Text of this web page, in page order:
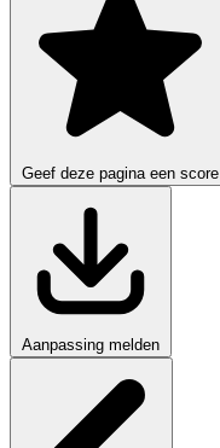
Geef deze pagina een score
Aanpassing melden